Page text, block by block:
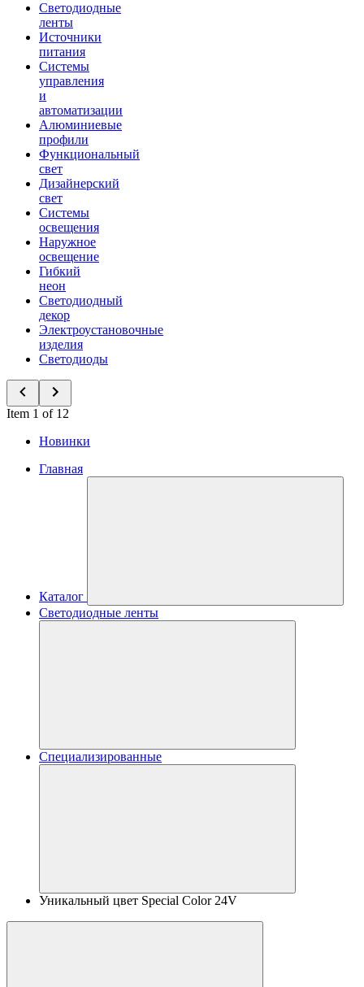
Светодиодные
ленты
Источники
питания
Системы
управления
и
автоматизации
Алюминиевые
профили
Функциональный
свет
Дизайнерский
свет
Системы
освещения
Наружное
освещение
Гибкий
неон
Светодиодный
декор
Электроустановочные
изделия
Светодиоды
Item 1 of 12
Новинки
Главная
Каталог
Светодиодные ленты
Специализированные
Уникальный цвет Special Color 24V